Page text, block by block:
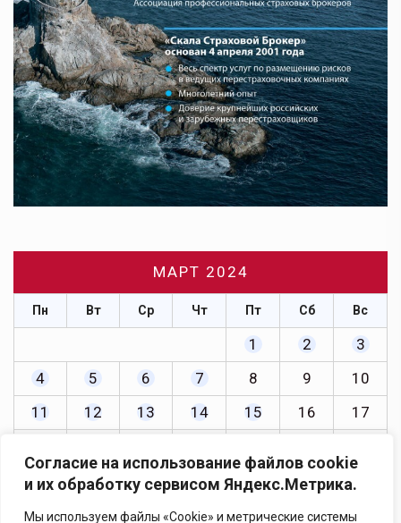
Согласие на использование файлов cookie
и их обработку сервисом Яндекс.Метрика.
Мы используем файлы «Cookie» и метрические системы
МАРТ 2024
Пн Вт Ср Чт Пт Сб Вс
1 2
3
4
5 6 7 8 9
10
11
12 13 14 15 16
17
25
26 27 28 29 30
31
« Фев Апр »